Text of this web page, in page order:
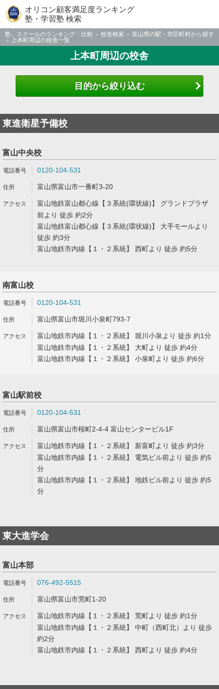
オリコン顧客満足度ランキング
塾・学習塾 検索
塾、スクールのランキング・比較 校舎検索
富山県の駅・市区町村から探す
上本町周辺の校舎一覧
上本町周辺の校舎
目的から絞り込む
東進衛星予備校
富山中央校
0120-104-531
富山県富山市一番町3-20
富山地鉄富山都心線【３系統(環状線)】 グランドプラザ
前より 徒歩 約2分
富山地鉄富山都心線【３系統(環状線)】 大手モールより
徒歩 約3分
富山地鉄市内線【１・２系統】 西町より 徒歩 約5分
南富山校
0120-104-531
富山県富山市堀川小泉町793-7
富山地鉄市内線【１・２系統】 堀川小泉より 徒歩 約1分
富山地鉄市内線【１・２系統】 大町より 徒歩 約4分
富山地鉄市内線【１・２系統】 小泉町より 徒歩 約6分
富山駅前校
0120-104-531
富山県富山市桜町2-4-4 富山センタービル1F
富山地鉄市内線【１・２系統】 新富町より 徒歩 約3分
富山地鉄市内線【１・２系統】 電気ビル前より 徒歩 約5
分
富山地鉄市内線【１・２系統】 地鉄ビル前より 徒歩 約5
分
東大進学会
富山本部
076-492-5515
富山県富山市荒町1-20
富山地鉄市内線【１・２系統】 荒町より 徒歩 約1分
富山地鉄市内線【１・２系統】 中町（西町北）より 徒歩
約2分
富山地鉄市内線【１・２系統】 西町より 徒歩 約4分